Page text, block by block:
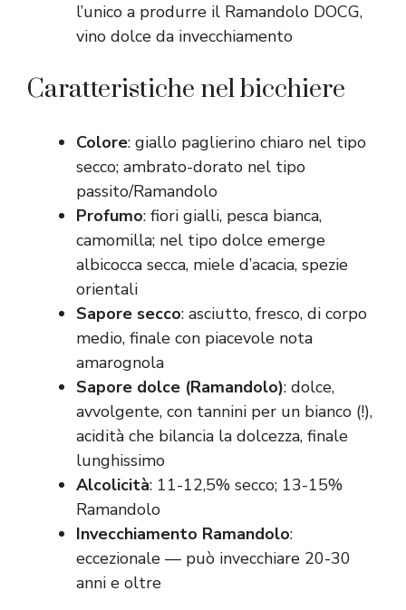
l’unico a produrre il Ramandolo DOCG,
vino dolce da invecchiamento
Caratteristiche nel bicchiere
Colore: giallo paglierino chiaro nel tipo
secco; ambrato-dorato nel tipo
passito/Ramandolo
Profumo: fiori gialli, pesca bianca,
camomilla; nel tipo dolce emerge
albicocca secca, miele d’acacia, spezie
orientali
Sapore secco: asciutto, fresco, di corpo
medio, finale con piacevole nota
amarognola
Sapore dolce (Ramandolo): dolce,
avvolgente, con tannini per un bianco (!),
acidità che bilancia la dolcezza, finale
lunghissimo
Alcolicità: 11-12,5% secco; 13-15%
Ramandolo
Invecchiamento Ramandolo:
eccezionale — può invecchiare 20-30
anni e oltre